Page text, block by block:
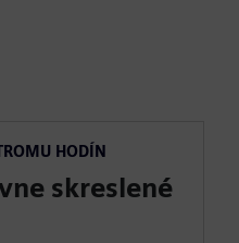
HODÍN
skreslené